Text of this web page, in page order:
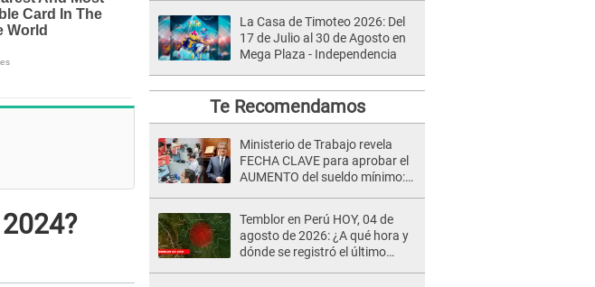
La Casa de Timoteo 2026: Del
17 de Julio al 30 de Agosto en
Mega Plaza - Independencia
Te Recomendamos
Ministerio de Trabajo revela
FECHA CLAVE para aprobar el
AUMENTO del sueldo mínimo:
Temblor en Perú HOY, 04 de
agosto de 2026: ¿A qué hora y
dónde se registró el último